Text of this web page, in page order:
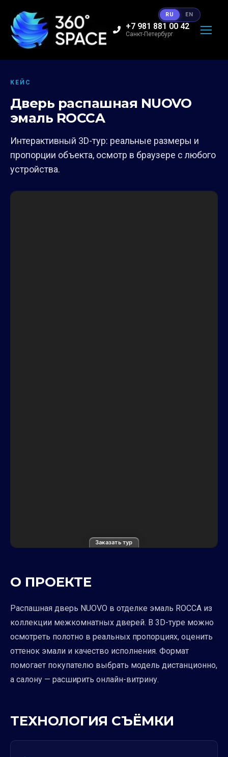
+7 981 881 00 42
Санкт-Петербург
КЕЙС
Дверь распашная NUOVO
эмаль ROCCA
Интерактивный 3D-тур: реальные размеры и
пропорции объекта, осмотр в браузере с любого
устройства.
Заказать тур
О ПРОЕКТЕ
Распашная дверь NUOVO в отделке эмаль ROCCA из
коллекции межкомнатных дверей. В 3D-туре можно
осмотреть полотно в реальных пропорциях, оценить
оттенок эмали и качество исполнения. Формат
помогает покупателю выбрать модель дистанционно,
а салону — расширить онлайн-витрину.
ТЕХНОЛОГИЯ СЪЁМКИ
RU EN